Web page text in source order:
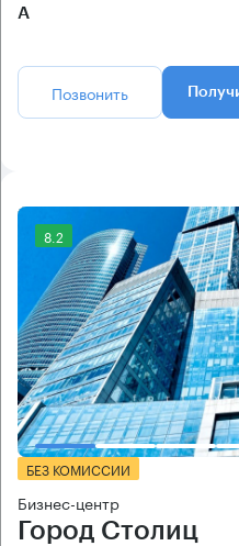
А
Позвонить
8.2
БЕЗ КОМИССИИ
Бизнес-центр
Город Столиц